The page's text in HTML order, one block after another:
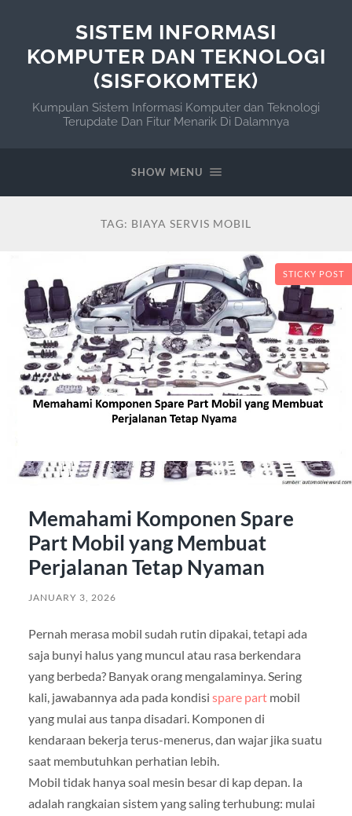
SISTEM INFORMASI
KOMPUTER DAN TEKNOLOGI
(SISFOKOMTEK)
Kumpulan Sistem Informasi Komputer dan Teknologi
Terupdate Dan Fitur Menarik Di Dalamnya
SHOW MENU
TAG: BIAYA SERVIS MOBIL
STICKY POST
Memahami Komponen Spare
Part Mobil yang Membuat
Perjalanan Tetap Nyaman
JANUARY 3, 2026
Pernah merasa mobil sudah rutin dipakai, tetapi ada
saja bunyi halus yang muncul atau rasa berkendara
yang berbeda? Banyak orang mengalaminya. Sering
kali, jawabannya ada pada kondisi spare partmobil
yang mulai aus tanpa disadari. Komponen di
kendaraan bekerja terus-menerus, dan wajar jika suatu
saat membutuhkan perhatian lebih.
Mobil tidak hanya soal mesin besar di kap depan. Ia
adalah rangkaian sistem yang saling terhubung: mulai